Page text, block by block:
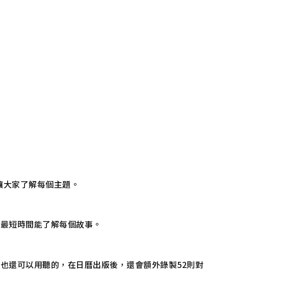
家了解每個主題。
短時間能了解每個故事。
還可以用聽的，在日曆出版後，還會額外錄製52則對